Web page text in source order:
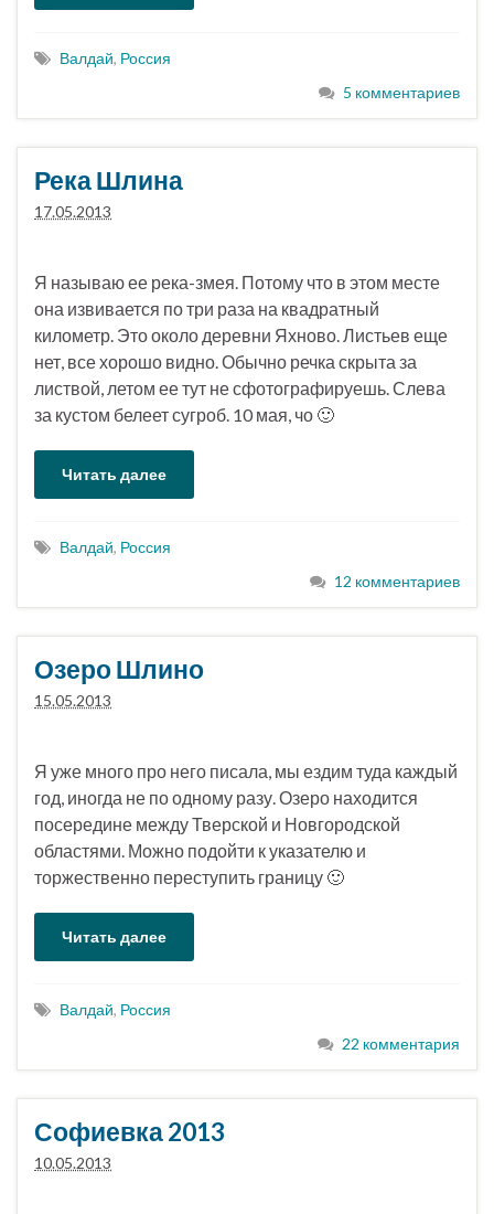
Валдай, Россия
5 комментариев
Река Шлина
17.05.2013
Я называю ее река-змея. Потому что в этом месте
она извивается по три раза на квадратный
километр. Это около деревни Яхново. Листьев еще
нет, все хорошо видно. Обычно речка скрыта за
листвой, летом ее тут не сфотографируешь. Слева
за кустом белеет сугроб. 10 мая, чо 🙂
Читать далее
Валдай, Россия
12 комментариев
Озеро Шлино
15.05.2013
Я уже много про него писала, мы ездим туда каждый
год, иногда не по одному разу. Озеро находится
посередине между Тверской и Новгородской
областями. Можно подойти к указателю и
торжественно переступить границу 🙂
Читать далее
Валдай, Россия
22 комментария
Софиевка 2013
10.05.2013